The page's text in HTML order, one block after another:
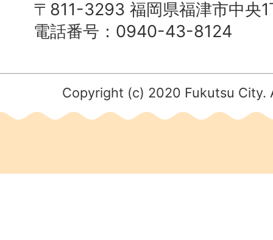
〒811-3293 福岡県福津市中央1
電話番号：0940-43-8124
Copyright (c) 2020 Fukutsu City.